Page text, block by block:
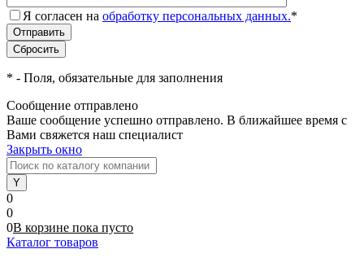
Я согласен на обработку персональных данных.*
* - Поля, обязательные для заполнения
Сообщение отправлено
Ваше сообщение успешно отправлено. В ближайшее время с
Вами свяжется наш специалист
Закрыть окно
0
0
0В корзине пока пусто
Каталог товаров